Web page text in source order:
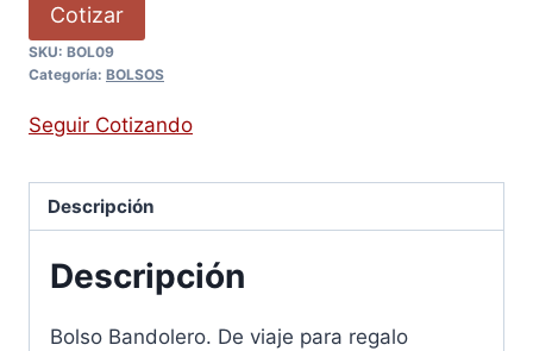
Cotizar
SKU: BOL09
Categoría: BOLSOS
Seguir Cotizando
Descripción
Descripción
Bolso Bandolero. De viaje para regalo